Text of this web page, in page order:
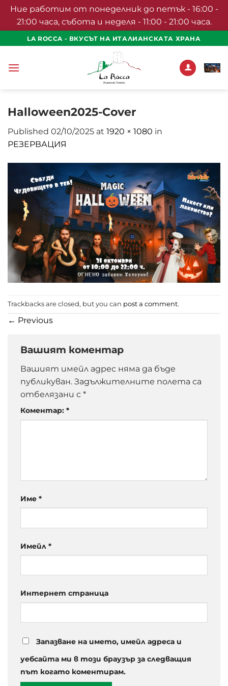
Ние работим от понеделник до петък - 16:00 -
21:00 часа, събота и неделя - 11:00 - 21:00 часа.
to
content
LA ROCCA - ВКУСЪТ НА ИТАЛИАНСКАТА ХРАНА
Halloween2025-Cover
Published 02/10/2025 at 1920 × 1080 in
РЕЗЕРВАЦИЯ
Trackbacks are closed, but you can post a comment.
← Previous
Вашият коментар
Вашият имейл адрес няма да бъде
публикуван. Задължителните полета са
отбелязани с *
Коментар: *
Име *
Имейл *
Интернет страница
Запазване на името, имейл адреса и
уебсайта ми в този браузър за следващия
път когато коментирам.